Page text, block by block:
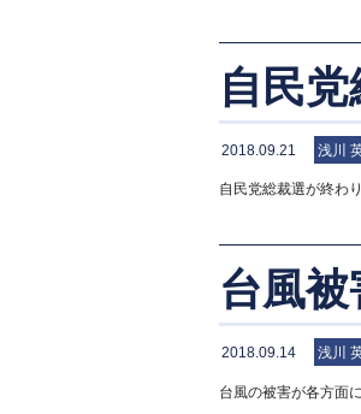
自民
2018.09.21 浅川
自民党総裁選が終わ
台風被
2018.09.14 浅川
台風の被害が各方面